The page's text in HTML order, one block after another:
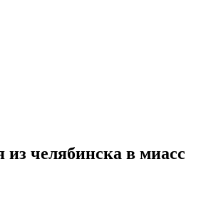
из челябинска в миасс